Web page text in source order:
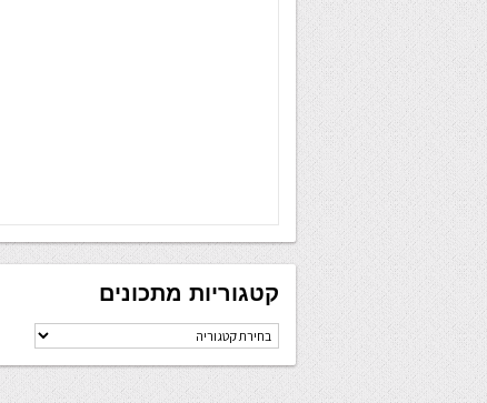
קטגוריות מתכונים
קטגוריות
מתכונים